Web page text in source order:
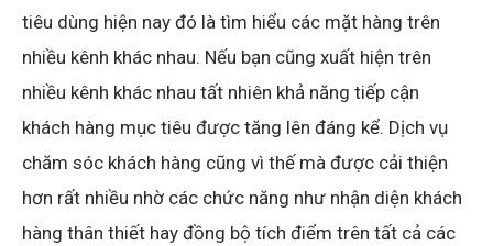
tiêu dùng hiện nay đó là tìm hiểu các mặt hàng trên
nhiều kênh khác nhau. Nếu bạn cũng xuất hiện trên
nhiều kênh khác nhau tất nhiên khả năng tiếp cận
khách hàng mục tiêu được tăng lên đáng kể. Dịch vụ
chăm sóc khách hàng cũng vì thế mà được cải thiện
hơn rất nhiều nhờ các chức năng như nhận diện khách
hàng thân thiết hay đồng bộ tích điểm trên tất cả các